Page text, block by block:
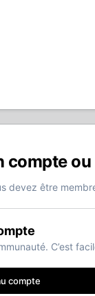
compte
devez être
C’est
compte